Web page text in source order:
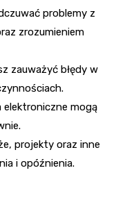
problemy z
zrozumieniem
zauważyć błędy w
elektroniczne mogą
projekty oraz inne
i opóźnienia.